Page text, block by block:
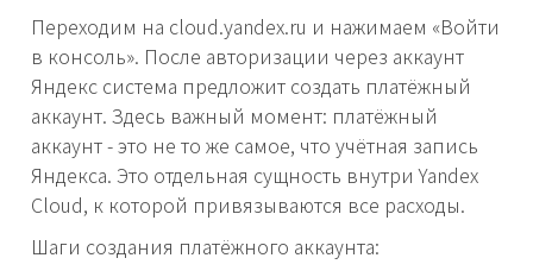
Переходим на cloud.yandex.ru и нажимаем «Войти
в консоль». После авторизации через аккаунт
Яндекс система предложит создать платёжный
аккаунт. Здесь важный момент: платёжный
аккаунт - это не то же самое, что учётная запись
Яндекса. Это отдельная сущность внутри Yandex
Cloud, к которой привязываются все расходы.
Шаги создания платёжного аккаунта: